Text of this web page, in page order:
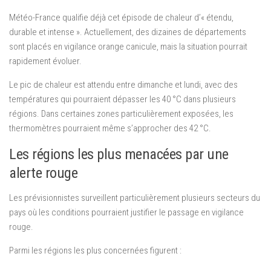
Météo-France qualifie déjà cet épisode de chaleur d’« étendu,
durable et intense ». Actuellement, des dizaines de départements
sont placés en vigilance orange canicule, mais la situation pourrait
rapidement évoluer.
Le pic de chaleur est attendu entre dimanche et lundi, avec des
températures qui pourraient dépasser les 40 °C dans plusieurs
régions. Dans certaines zones particulièrement exposées, les
thermomètres pourraient même s’approcher des 42 °C.
Les régions les plus menacées par une
alerte rouge
Les prévisionnistes surveillent particulièrement plusieurs secteurs du
pays où les conditions pourraient justifier le passage en vigilance
rouge.
Parmi les régions les plus concernées figurent :